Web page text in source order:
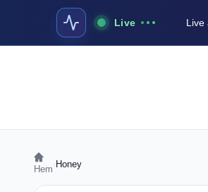
Live Live
Hem Honey